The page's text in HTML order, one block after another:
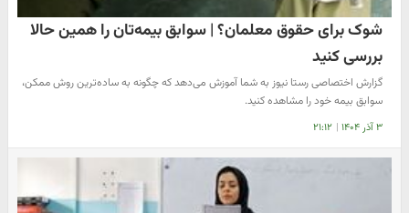
شوک برای حقوق معلمان؟ | سوابق بیمه‌تان را همین حالا
بررسی کنید
گزارش اختصاصی رستا نیوز به شما آموزش می‌دهد که چگونه به ساده‌ترین روش ممکن،
سوابق بیمه خود را مشاهده کنید.
۳ آذر ۱۴۰۴ | ۲۱:۱۲